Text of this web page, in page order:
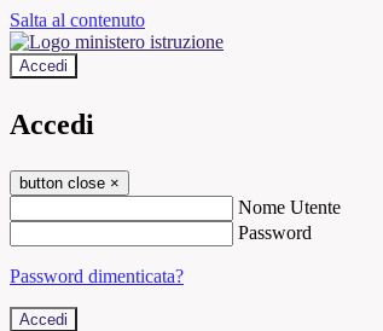
Salta al contenuto
Accedi
Accedi
button close ×
Nome Utente
Password
Password dimenticata?